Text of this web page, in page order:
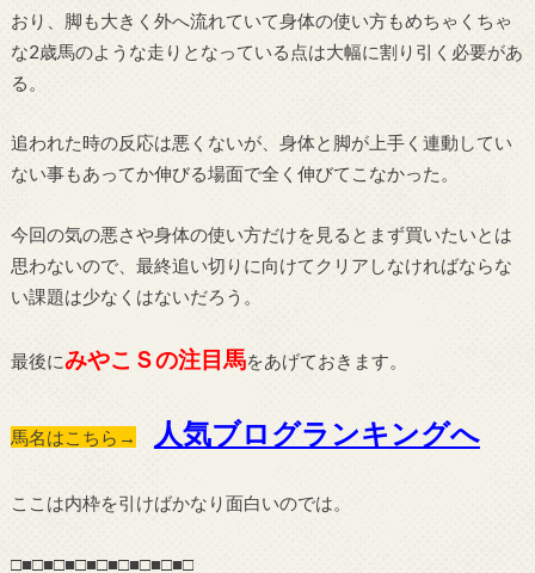
おり、脚も大きく外へ流れていて身体の使い方もめちゃくちゃ
な2歳馬のような走りとなっている点は大幅に割り引く必要があ
る。
追われた時の反応は悪くないが、身体と脚が上手く連動してい
ない事もあってか伸びる場面で全く伸びてこなかった。
今回の気の悪さや身体の使い方だけを見るとまず買いたいとは
思わないので、最終追い切りに向けてクリアしなければならな
い課題は少なくはないだろう。
最後にみやこＳの注目馬をあげておきます。
馬名はこちら→ 人気ブログランキングへ
ここは内枠を引けばかなり面白いのでは。
□■□■□■□■□■□■□■□■□